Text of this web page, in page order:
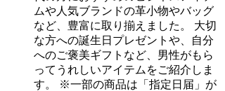
ムや人気ブランドの革小物やバッグ
など、豊富に取り揃えました。 大切
な方への誕生日プレゼントや、自分
へのご褒美ギフトなど、男性がもら
ってうれしいアイテムをご紹介しま
す。 ※一部の商品は「指定日届」が